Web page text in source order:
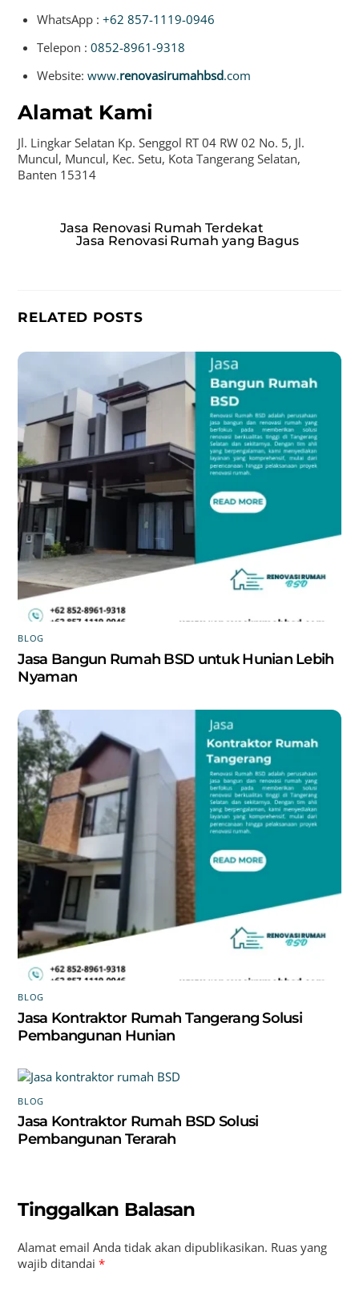
WhatsApp :+62 857-1119-0946
Telepon :0852-8961-9318
Website:www.renovasirumahbsd.com
Alamat Kami
Jl. Lingkar Selatan Kp. Senggol RT 04 RW 02 No. 5, Jl.
Muncul, Muncul, Kec. Setu, Kota Tangerang Selatan,
Banten 15314
Jasa Renovasi Rumah Terdekat
Jasa Renovasi Rumah yang Bagus
RELATED POSTS
BLOG
Jasa Bangun Rumah BSD untuk Hunian Lebih
Nyaman
BLOG
Jasa Kontraktor Rumah Tangerang Solusi
Pembangunan Hunian
BLOG
Jasa Kontraktor Rumah BSD Solusi
Pembangunan Terarah
Tinggalkan Balasan
Alamat email Anda tidak akan dipublikasikan. Ruas yang
wajib ditandai*